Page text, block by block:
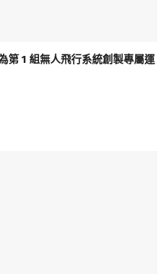
1 組無人飛行系統創製專屬運